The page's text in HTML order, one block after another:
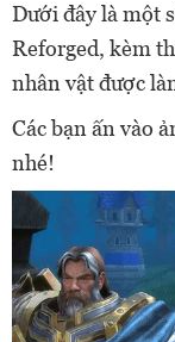
Dưới đây là một
Reforged, kèm
nhân vật được
Các bạn ấn vào
nhé!